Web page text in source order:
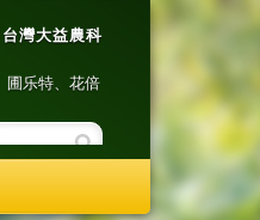
台灣大益農科
圃乐特、 花倍